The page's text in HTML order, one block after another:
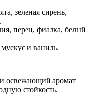
зеленая сирень,
перец, фиалка, белый
и ваниль.
освежающий аромат
стойкость.